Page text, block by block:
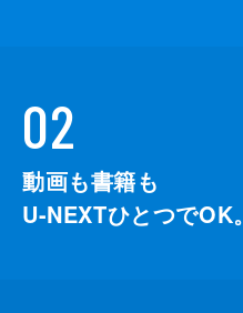
02
動画も書籍も
U-NEXTひとつでOK。